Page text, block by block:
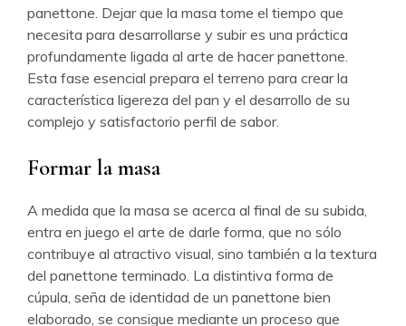
panettone. Dejar que la masa tome el tiempo que
necesita para desarrollarse y subir es una práctica
profundamente ligada al arte de hacer panettone.
Esta fase esencial prepara el terreno para crear la
característica ligereza del pan y el desarrollo de su
complejo y satisfactorio perfil de sabor.
Formar la masa
A medida que la masa se acerca al final de su subida,
entra en juego el arte de darle forma, que no sólo
contribuye al atractivo visual, sino también a la textura
del panettone terminado. La distintiva forma de
cúpula, seña de identidad de un panettone bien
elaborado, se consigue mediante un proceso que